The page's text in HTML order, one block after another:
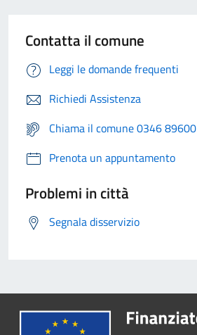
Contatta il comune
Leggi le domande frequenti
Richiedi Assistenza
Chiama il comune 0346 89600
Prenota un appuntamento
Problemi in città
Segnala disservizio